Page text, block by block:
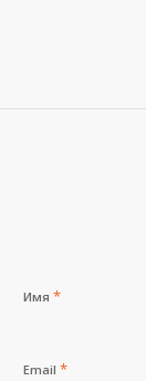
Имя *
Email *